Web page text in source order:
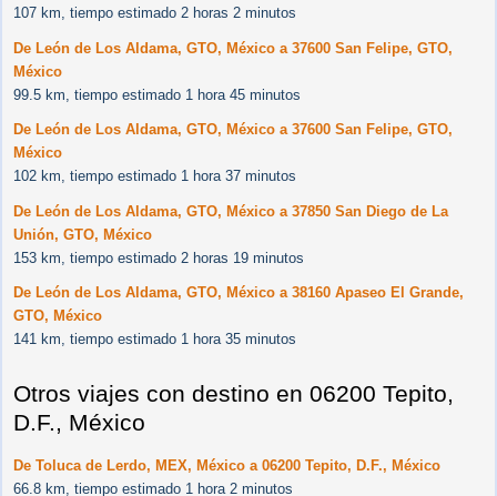
107 km, tiempo estimado 2 horas 2 minutos
De León de Los Aldama, GTO, México a 37600 San Felipe, GTO,
México
99.5 km, tiempo estimado 1 hora 45 minutos
De León de Los Aldama, GTO, México a 37600 San Felipe, GTO,
México
102 km, tiempo estimado 1 hora 37 minutos
De León de Los Aldama, GTO, México a 37850 San Diego de La
Unión, GTO, México
153 km, tiempo estimado 2 horas 19 minutos
De León de Los Aldama, GTO, México a 38160 Apaseo El Grande,
GTO, México
141 km, tiempo estimado 1 hora 35 minutos
Otros viajes con destino en 06200 Tepito,
D.F., México
De Toluca de Lerdo, MEX, México a 06200 Tepito, D.F., México
66.8 km, tiempo estimado 1 hora 2 minutos